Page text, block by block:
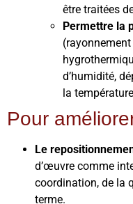
être traitées
Permettre la
d’humidité,
la
Pour
Le
d’œuvre comme
coordination, de la
terme.